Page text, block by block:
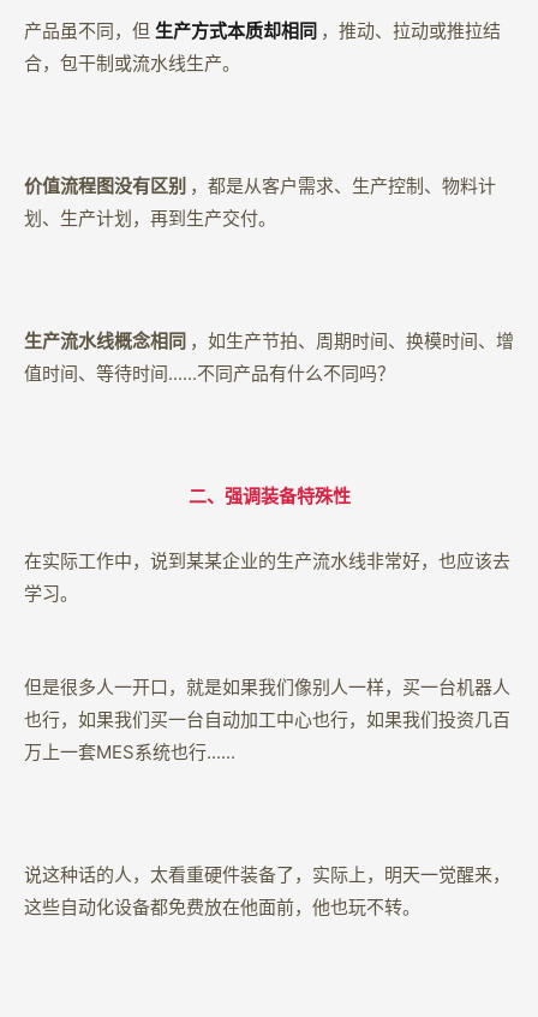
产品虽不同，但 生产方式本质却相同 ，推动、拉动或推拉结
合，包干制或流水线生产。
价值流程图没有区别 ，都是从客户需求、生产控制、物料计
划、生产计划，再到生产交付。
生产流水线概念相同 ，如生产节拍、周期时间、换模时间、增
值时间、等待时间......不同产品有什么不同吗？
二、强调装备特殊性
在实际工作中，说到某某企业的生产流水线非常好，也应该去
学习。
但是很多人一开口，就是如果我们像别人一样，买一台机器人
也行，如果我们买一台自动加工中心也行，如果我们投资几百
万上一套MES系统也行......
说这种话的人，太看重硬件装备了，实际上，明天一觉醒来，
这些自动化设备都免费放在他面前，他也玩不转。